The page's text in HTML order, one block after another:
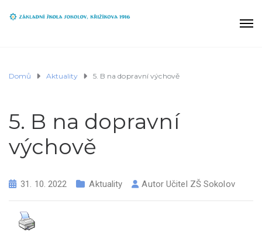
Domů Aktuality 5. B na dopravní výchově
5. B na dopravní
výchově
31. 10. 2022 Aktuality AutorUčitel ZŠ Sokolov